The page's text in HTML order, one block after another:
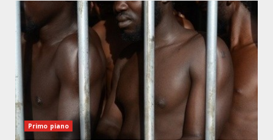
Primo piano